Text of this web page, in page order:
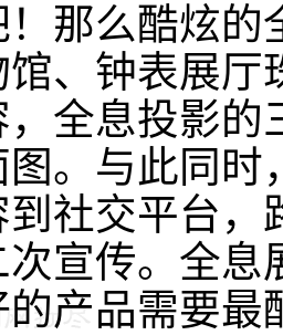
那么酷炫的
馆、钟表展
，全息投影
。与此同时
社交平台，
次宣传。全
的产品需要最